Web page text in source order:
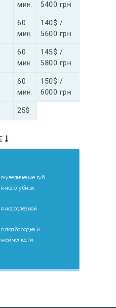
мин.
5400 грн
60
мин.
140$ /
5600 грн
60
мин.
145$ /
5800 грн
60
мин.
150$ /
6000 грн
25$
увеличение губ
носогубных
носослезной
подбородка и
челюсти